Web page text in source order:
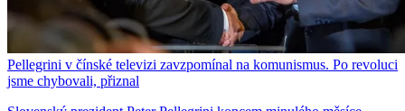
Pellegrini v čínské televizi zavzpomínal na komunismus. Po revoluci
jsme chybovali, přiznal